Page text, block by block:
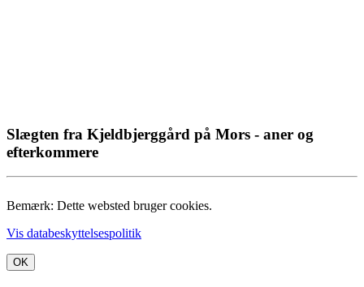
Slægten fra Kjeldbjerggård på Mors - aner og
efterkommere
Bemærk: Dette websted bruger cookies.
Vis databeskyttelsespolitik
OK